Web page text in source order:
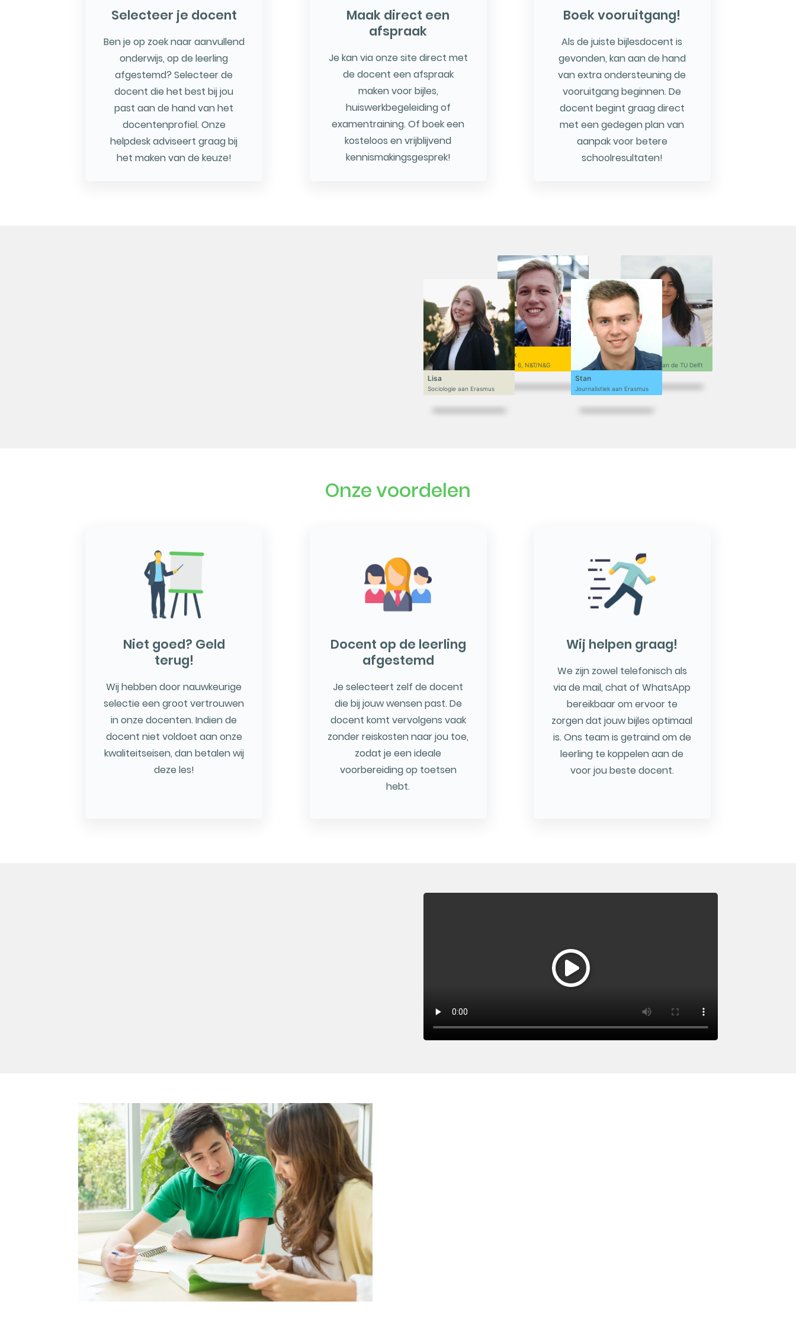
Selecteer je docent
Ben je op zoek naar aanvullend
onderwijs, op de leerling
afgestemd? Selecteer de
docent die het best bij jou
past aan de hand van het
docentenprofiel. Onze
helpdesk adviseert graag bij
het maken van de keuze!
Maak direct een
afspraak
Je kan via onze site direct met
de docent een afspraak
maken voor bijles,
huiswerkbegeleiding of
examentraining. Of boek een
kosteloos en vrijblijvend
kennismakingsgesprek!
Boek vooruitgang!
Als de juiste bijlesdocent is
gevonden, kan aan de hand
van extra ondersteuning de
vooruitgang beginnen. De
docent begint graag direct
met een gedegen plan van
aanpak voor betere
schoolresultaten!
Niek
VWO 6, N&T/N&G
Lisa
Sociologie aan Erasmus
Sofi
Ontwerpen aan de TU Delft
Stan
Journalistiek aan Erasmus
Onze voordelen
Niet goed? Geld
terug!
Wij hebben door nauwkeurige
selectie een groot vertrouwen
in onze docenten. Indien de
docent niet voldoet aan onze
kwaliteitseisen, dan betalen wij
deze les!
Docent op de leerling
afgestemd
Je selecteert zelf de docent
die bij jouw wensen past. De
docent komt vervolgens vaak
zonder reiskosten naar jou toe,
zodat je een ideale
voorbereiding op toetsen
hebt.
Wij helpen graag!
We zijn zowel telefonisch als
via de mail, chat of WhatsApp
bereikbaar om ervoor te
zorgen dat jouw bijles optimaal
is. Ons team is getraind om de
leerling te koppelen aan de
voor jou beste docent.